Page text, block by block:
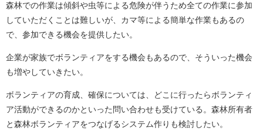
森林での作業は傾斜や虫等による危険が伴うため全ての作業に参加
していただくことは難しいが、カマ等による簡単な作業もあるの
で、参加できる機会を提供したい。
企業が家族でボランティアをする機会もあるので、そういった機会
も増やしていきたい。
ボランティアの育成、確保については、どこに行ったらボランティ
ア活動ができるのかといった問い合わせも受けている。森林所有者
と森林ボランティアをつなげるシステム作りも検討したい。